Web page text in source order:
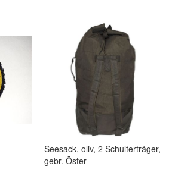
Seesack, oliv, 2 Schulterträger,
gebr. Öster